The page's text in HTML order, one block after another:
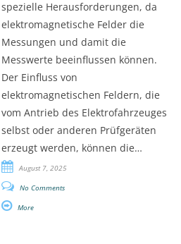
spezielle Herausforderungen, da
elektromagnetische Felder die
Messungen und damit die
Messwerte beeinflussen können.
Der Einfluss von
elektromagnetischen Feldern, die
vom Antrieb des Elektrofahrzeuges
selbst oder anderen Prüfgeräten
erzeugt werden, können die…
August 7, 2025
No Comments
More